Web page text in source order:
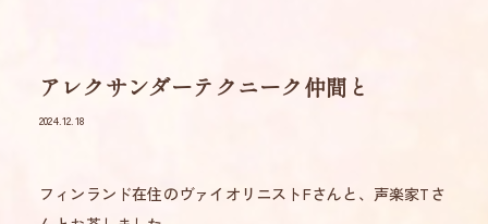
アレクサンダーテクニーク仲間と
2024.12.18
フィンランド在住のヴァイオリニストFさんと、声楽家Tさ